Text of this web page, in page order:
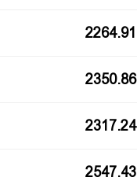
2264.91
2350.86
2317.24
2547.43